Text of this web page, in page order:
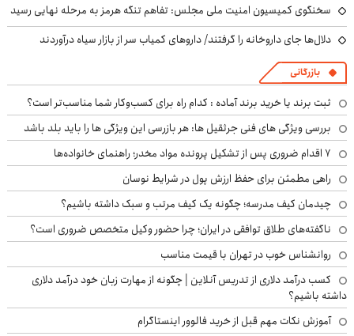
سخنگوی کمیسیون امنیت ملی مجلس: تفاهم تنگه هرمز به مرحله نهایی رسید
دلال‌ها جای داروخانه را گرفتند/ داروهای کمیاب سر از بازار سیاه درآوردند
بازرگانی
ثبت برند یا خرید برند آماده : کدام راه برای کسب‌وکار شما مناسب‌تر است؟
بررسی ویژگی های فنی جرثقیل ها: هر بازرسی این ویژگی ها را باید بلد باشد
۷ اقدام ضروری پس از تشکیل پرونده مواد مخدر؛ راهنمای خانواده‌ها
راهی مطمئن برای حفظ ارزش پول در شرایط نوسان
چیدمان کیف مدرسه؛ چگونه یک کیف مرتب و سبک داشته باشیم؟
ناگفته‌های طلاق توافقی در ایران؛ چرا حضور وکیل متخصص ضروری است؟
روانشناس خوب در تهران با قیمت مناسب
کسب درآمد دلاری از تدریس آنلاین | چگونه از مهارت زبان خود درآمد دلاری
داشته باشیم؟
آموزش نکات مهم قبل از خرید فالوور اینستاگرام